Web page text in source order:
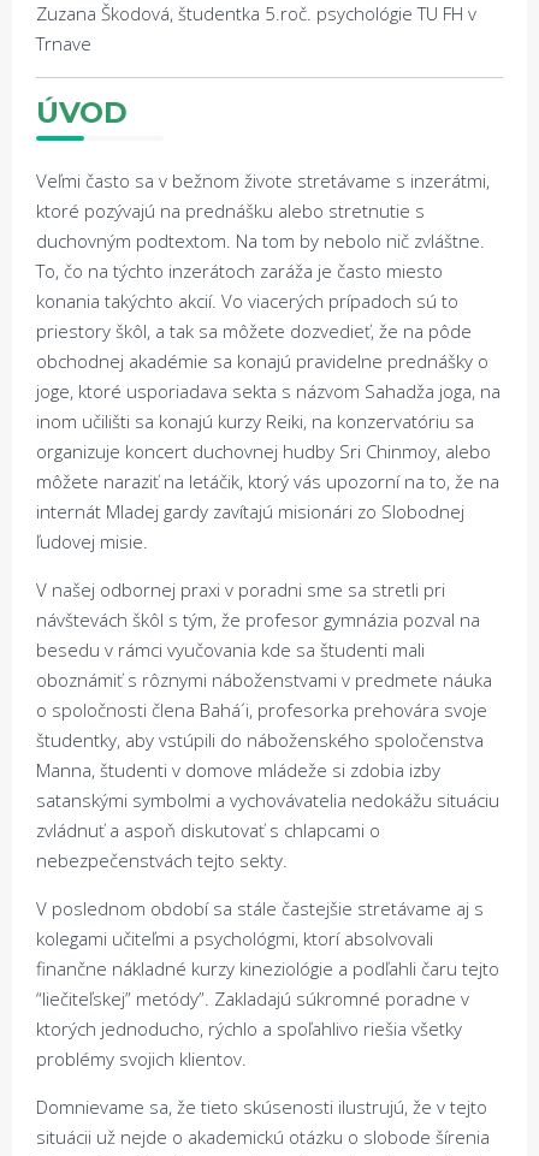
Zuzana Škodová, študentka 5.roč. psychológie TU FH v
Trnave
ÚVOD
Veľmi často sa v bežnom živote stretávame s inzerátmi,
ktoré pozývajú na prednášku alebo stretnutie s
duchovným podtextom. Na tom by nebolo nič zvláštne.
To, čo na týchto inzerátoch zaráža je často miesto
konania takýchto akcií. Vo viacerých prípadoch sú to
priestory škôl, a tak sa môžete dozvedieť, že na pôde
obchodnej akadémie sa konajú pravidelne prednášky o
joge, ktoré usporiadava sekta s názvom Sahadža joga, na
inom učilišti sa konajú kurzy Reiki, na konzervatóriu sa
organizuje koncert duchovnej hudby Sri Chinmoy, alebo
môžete naraziť na letáčik, ktorý vás upozorní na to, že na
internát Mladej gardy zavítajú misionári zo Slobodnej
ľudovej misie.
V našej odbornej praxi v poradni sme sa stretli pri
návštevách škôl s tým, že profesor gymnázia pozval na
besedu v rámci vyučovania kde sa študenti mali
oboznámiť s rôznymi náboženstvami v predmete náuka
o spoločnosti člena Bahá´i, profesorka prehovára svoje
študentky, aby vstúpili do náboženského spoločenstva
Manna, študenti v domove mládeže si zdobia izby
satanskými symbolmi a vychovávatelia nedokážu situáciu
zvládnuť a aspoň diskutovať s chlapcami o
nebezpečenstvách tejto sekty.
V poslednom období sa stále častejšie stretávame aj s
kolegami učiteľmi a psychológmi, ktorí absolvovali
finančne nákladné kurzy kineziológie a podľahli čaru tejto
“liečiteľskej” metódy”. Zakladajú súkromné poradne v
ktorých jednoducho, rýchlo a spoľahlivo riešia všetky
problémy svojich klientov.
Domnievame sa, že tieto skúsenosti ilustrujú, že v tejto
situácii už nejde o akademickú otázku o slobode šírenia